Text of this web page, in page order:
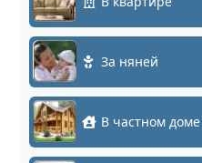
За няней
В частном доме